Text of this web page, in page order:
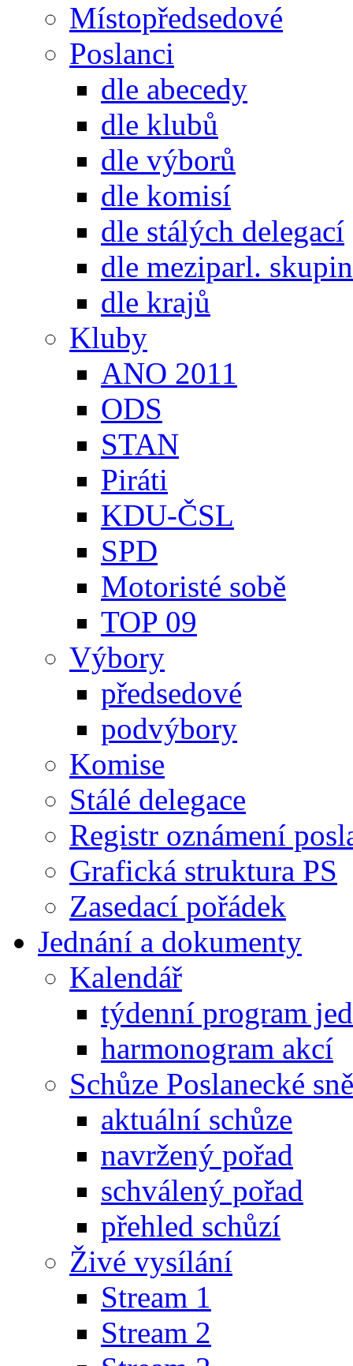
Místopředsedové
Poslanci
dle abecedy
dle klubů
dle výborů
dle komisí
dle stálých delegací
dle meziparl. skupin
dle krajů
Kluby
ANO 2011
ODS
STAN
Piráti
KDU-ČSL
SPD
Motoristé sobě
TOP 09
Výbory
předsedové
podvýbory
Komise
Stálé delegace
Registr oznámení
Grafická struktura PS
Zasedací pořádek
Jednání a dokumenty
Kalendář
týdenní program
harmonogram akcí
Schůze Poslanecké
aktuální schůze
navržený pořad
schválený pořad
přehled schůzí
Živé vysílání
Stream 1
Stream 2